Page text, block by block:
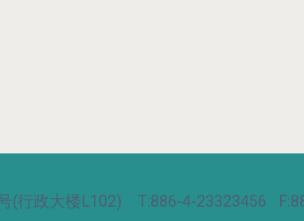
(行政大楼L102) T:886-4-23323456